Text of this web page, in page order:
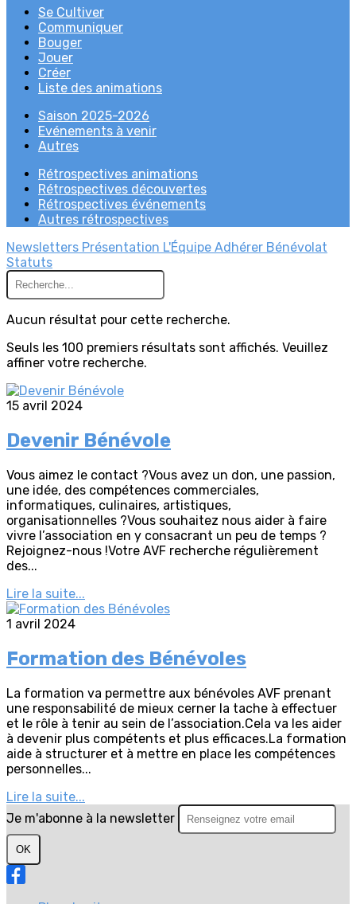
Se Cultiver
Communiquer
Bouger
Jouer
Créer
Liste des animations
Saison 2025-2026
Evénements à venir
Autres
Rétrospectives animations
Rétrospectives découvertes
Rétrospectives événements
Autres rétrospectives
Newsletters Présentation L'Équipe Adhérer Bénévolat
Statuts
Aucun résultat pour cette recherche.
Seuls les 100 premiers résultats sont affichés. Veuillez
affiner votre recherche.
15 avril 2024
Devenir Bénévole
Vous aimez le contact ?Vous avez un don, une passion,
une idée, des compétences commerciales,
informatiques, culinaires, artistiques,
organisationnelles ?Vous souhaitez nous aider à faire
vivre l’association en y consacrant un peu de temps ?
Rejoignez-nous !Votre AVF recherche régulièrement
des...
Lire la suite...
1 avril 2024
Formation des Bénévoles
La formation va permettre aux bénévoles AVF prenant
une responsabilité de mieux cerner la tache à effectuer
et le rôle à tenir au sein de l’association.Cela va les aider
à devenir plus compétents et plus efficaces.La formation
aide à structurer et à mettre en place les compétences
personnelles...
Lire la suite...
Je m'abonne à la newsletter
OK